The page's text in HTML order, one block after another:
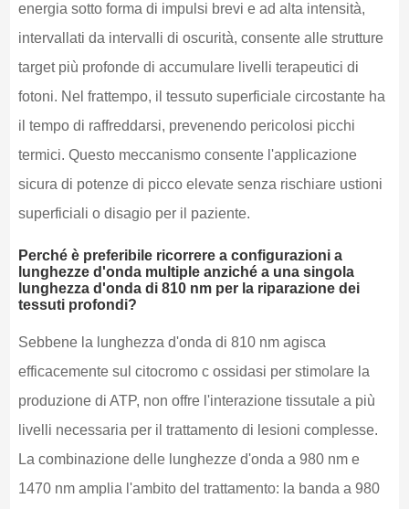
energia sotto forma di impulsi brevi e ad alta intensità,
intervallati da intervalli di oscurità, consente alle strutture
target più profonde di accumulare livelli terapeutici di
fotoni. Nel frattempo, il tessuto superficiale circostante ha
il tempo di raffreddarsi, prevenendo pericolosi picchi
termici. Questo meccanismo consente l'applicazione
sicura di potenze di picco elevate senza rischiare ustioni
superficiali o disagio per il paziente.
Perché è preferibile ricorrere a configurazioni a
lunghezze d'onda multiple anziché a una singola
lunghezza d'onda di 810 nm per la riparazione dei
tessuti profondi?
Sebbene la lunghezza d'onda di 810 nm agisca
efficacemente sul citocromo c ossidasi per stimolare la
produzione di ATP, non offre l'interazione tissutale a più
livelli necessaria per il trattamento di lesioni complesse.
La combinazione delle lunghezze d'onda a 980 nm e
1470 nm amplia l'ambito del trattamento: la banda a 980